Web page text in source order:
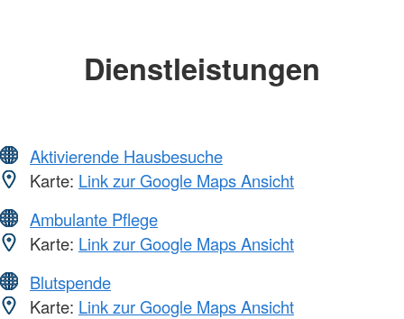
Dienstleistungen
Aktivierende Hausbesuche
Karte: Link zur Google Maps Ansicht
Ambulante Pflege
Karte: Link zur Google Maps Ansicht
Blutspende
Karte: Link zur Google Maps Ansicht